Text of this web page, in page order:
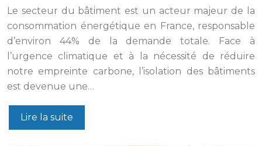
Le secteur du bâtiment est un acteur majeur de la
consommation énergétique en France, responsable
d’environ 44% de la demande totale. Face à
l’urgence climatique et à la nécessité de réduire
notre empreinte carbone, l’isolation des bâtiments
est devenue une…
Lire la suite